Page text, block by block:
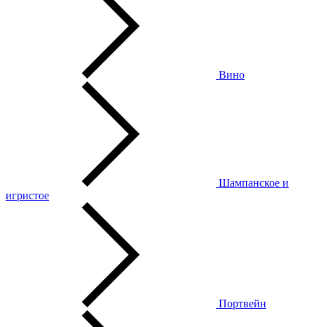
Вино
Шампанское и
игристое
Портвейн